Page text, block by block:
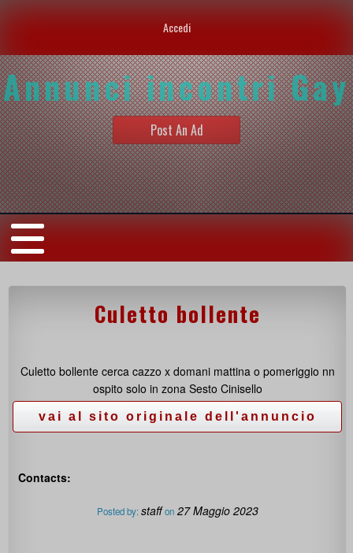
Accedi
Annunci incontri Gay
Post An Ad
Culetto bollente
Culetto bollente cerca cazzo x domani mattina o pomeriggio nn
ospito solo in zona Sesto Cinisello
Contacts:
Posted by:staff on 27 Maggio 2023